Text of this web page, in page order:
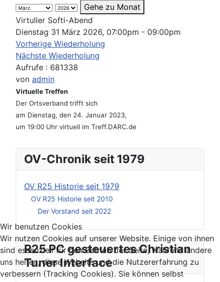
OV-Chronik seit 1979
OV R25 Historie seit 1979
OV R25 Historie seit 2010
Der Vorstand seit 2022
R25 PC gesteuertes Christian
Tuner Interface
Gehe zu Monat
Virtuller Softi-Abend
Dienstag 31 März 2026, 07:00pm - 09:00pm
Vorherige Wiederholung
Nächste Wiederholung
Aufrufe : 681338
von admin
Virtuelle Treffen
Der Ortsverband trifft sich
am Dienstag, den 24. Januar 2023,
um 19:00 Uhr virtuell im Treff.DARC.de
Wir benutzen Cookies
Wir nutzen Cookies auf unserer Website. Einige von ihnen
sind essenziell für den Betrieb der Seite, während andere
uns helfen, diese Website und die Nutzererfahrung zu
verbessern (Tracking Cookies). Sie können selbst